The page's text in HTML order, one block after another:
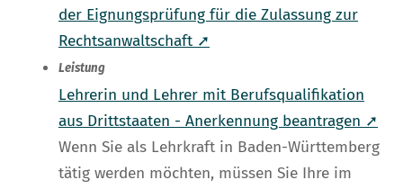
der Eignungsprüfung für die Zulassung zur
Rechtsanwaltschaft ➚
Leistung
Lehrerin und Lehrer mit Berufsqualifikation
aus Drittstaaten - Anerkennung beantragen ➚
Wenn Sie als Lehrkraft in Baden-Württemberg
tätig werden möchten, müssen Sie Ihre im